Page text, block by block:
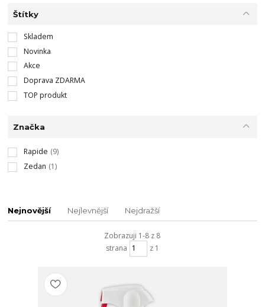
Štítky
Skladem
Novinka
Akce
Doprava ZDARMA
TOP produkt
Značka
Rapide (9)
Zedan (1)
Nejnovější Nejlevnější Nejdražší
Zobrazuji 1-8 z 8
strana
z 1